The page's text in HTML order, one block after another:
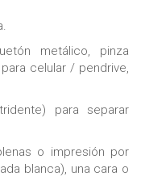
metálico, pinza
celular / pendrive,
para separar
o impresión por
blanca), una cara o